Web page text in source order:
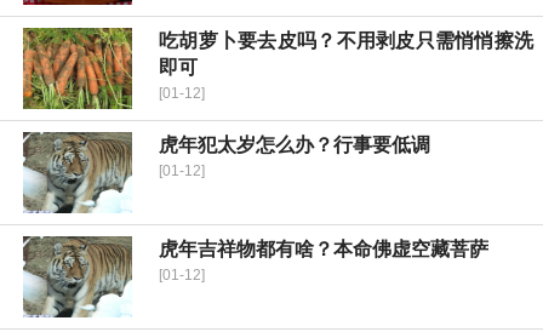
吃胡萝卜要去皮吗？不用剥皮只需悄悄擦洗
即可
[01-12]
虎年犯太岁怎么办？行事要低调
[01-12]
虎年吉祥物都有啥？本命佛虚空藏菩萨
[01-12]